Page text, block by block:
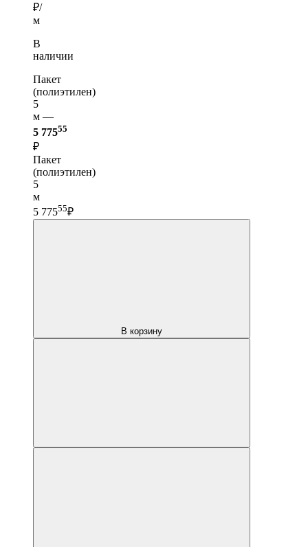
₽/
м
В
наличии
Пакет
(полиэтилен)
5
м —
5 77555
₽
Пакет
(полиэтилен)
5
м
5 77555₽
В корзину